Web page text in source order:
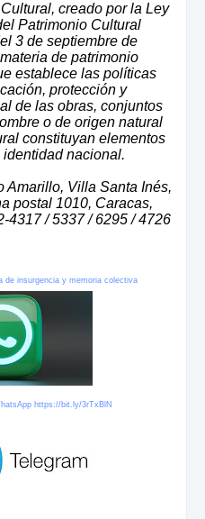
creado por la Ley
Patrimonio Cultural
3 de septiembre de
de patrimonio
establece las políticas
protección y
de las obras, conjuntos
o de origen natural
constituyan elementos
nacional.
Amarillo, Villa Santa Inés,
postal 1010, Caracas,
4317 / 5337 / 6295 / 4726
de insurgencia y memoria colectiva
https://bit.ly/3rTxBlN